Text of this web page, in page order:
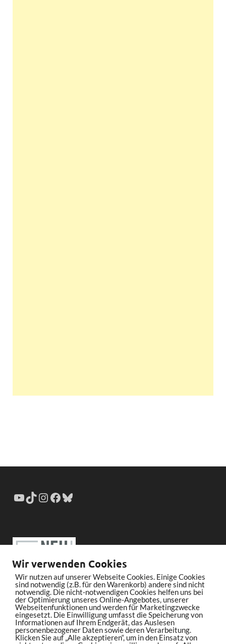
Wir verwenden Cookies
Wir nutzen auf unserer Webseite Cookies. Einige Cookies
sind notwendig (z.B. für den Warenkorb) andere sind nicht
notwendig. Die nicht-notwendigen Cookies helfen uns bei
der Optimierung unseres Online-Angebotes, unserer
Webseitenfunktionen und werden für Marketingzwecke
eingesetzt. Die Einwilligung umfasst die Speicherung von
Informationen auf Ihrem Endgerät, das Auslesen
personenbezogener Daten sowie deren Verarbeitung.
Klicken Sie auf „Alle akzeptieren“, um in den Einsatz von